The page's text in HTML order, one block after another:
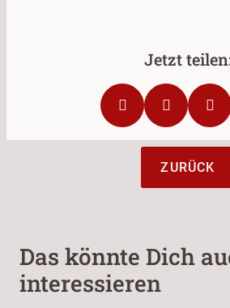
ZURÜCK
Das könnte Dich
interessieren